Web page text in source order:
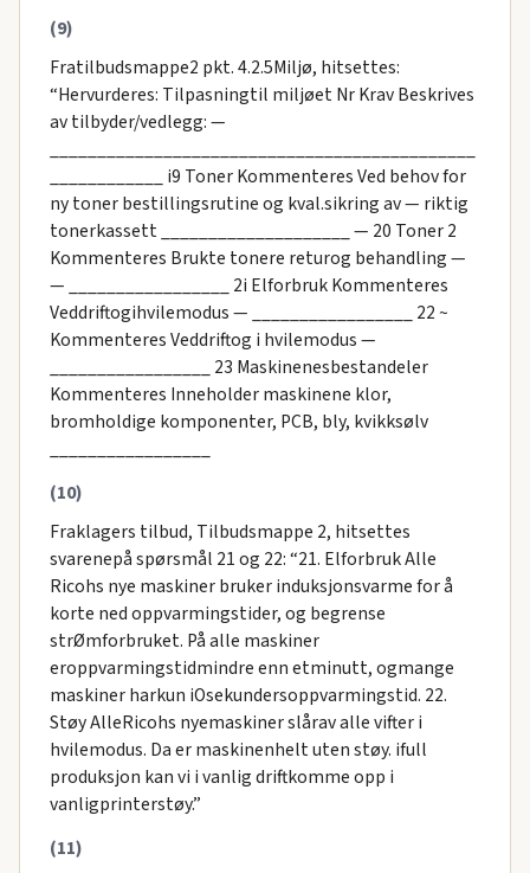
(9)
Fratilbudsmappe2 pkt. 4.2.5Miljø, hitsettes:
“Hervurderes: Tilpasningtil miljøet Nr Krav Beskrives
av tilbyder/vedlegg: —
____________ i9 Toner Kommenteres Ved behov for
ny toner bestillingsrutine og kval.sikring av — riktig
tonerkassett ____________________ — 20 Toner 2
Kommenteres Brukte tonere returog behandling —
— _________________ 2i Elforbruk Kommenteres
Veddriftogihvilemodus — _________________ 22 ~
Kommenteres Veddriftog i hvilemodus —
_________________ 23 Maskinenesbestandeler
Kommenteres Inneholder maskinene klor,
bromholdige komponenter, PCB, bly, kvikksølv
(10)
Fraklagers tilbud, Tilbudsmappe 2, hitsettes
svarenepå spørsmål 21 og 22: “21. Elforbruk Alle
Ricohs nye maskiner bruker induksjonsvarme for å
korte ned oppvarmingstider, og begrense
strØmforbruket. På alle maskiner
eroppvarmingstidmindre enn etminutt, ogmange
maskiner harkun iOsekundersoppvarmingstid. 22.
Støy AlleRicohs nyemaskiner slårav alle vifter i
hvilemodus. Da er maskinenhelt uten støy. ifull
produksjon kan vi i vanlig driftkomme opp i
vanligprinterstøy.”
(11)